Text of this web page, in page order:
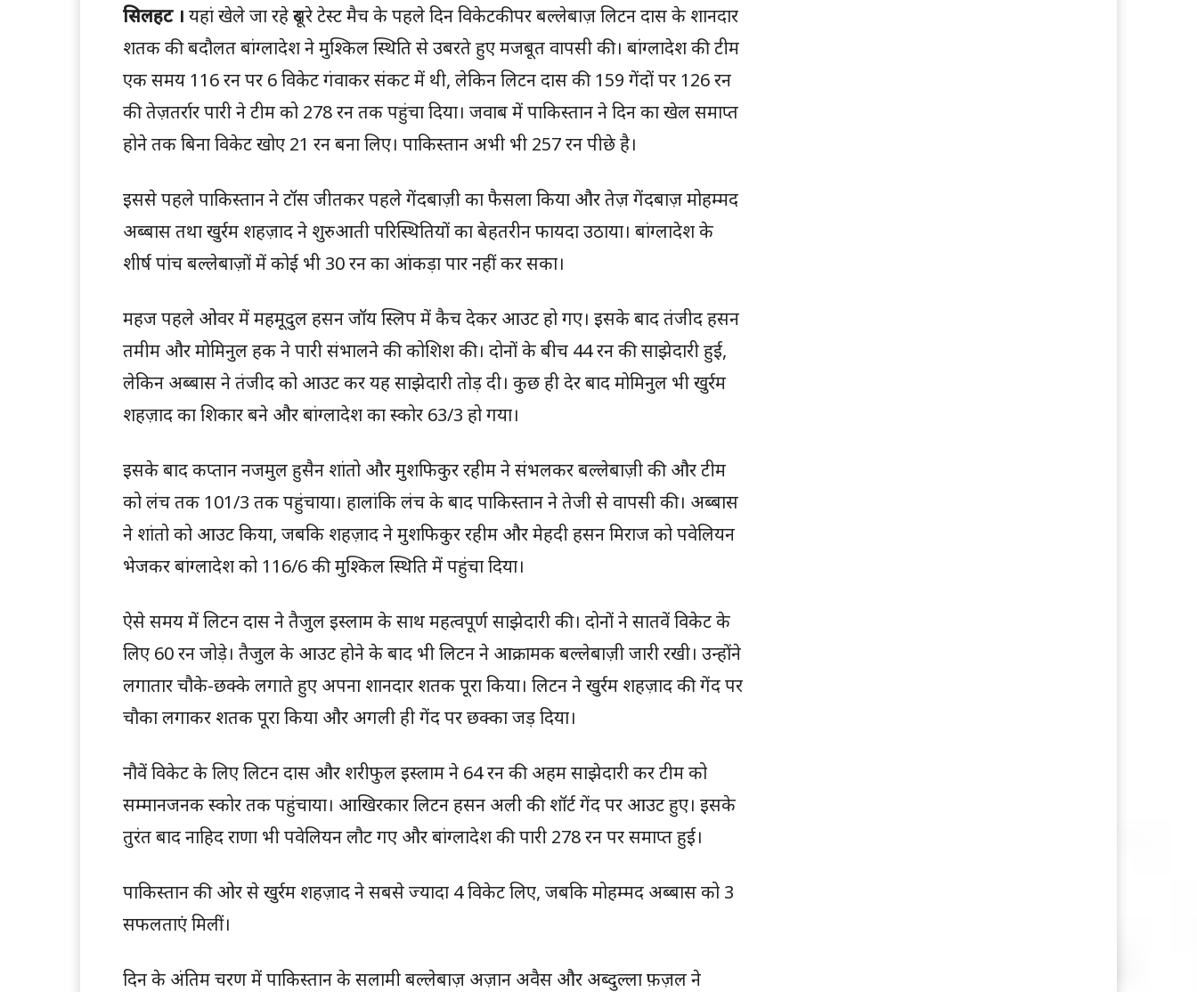
सिलहट । यहां खेले जा रहे दूसरे टेस्ट मैच के पहले दिन विकेटकीपर बल्लेबाज़ लिटन दास के शानदार
शतक की बदौलत बांग्लादेश ने मुश्किल स्थिति से उबरते हुए मजबूत वापसी की। बांग्लादेश की टीम
एक समय 116 रन पर 6 विकेट गंवाकर संकट में थी, लेकिन लिटन दास की 159 गेंदों पर 126 रन
की तेज़तर्रार पारी ने टीम को 278 रन तक पहुंचा दिया। जवाब में पाकिस्तान ने दिन का खेल समाप्त
होने तक बिना विकेट खोए 21 रन बना लिए। पाकिस्तान अभी भी 257 रन पीछे है।
इससे पहले पाकिस्तान ने टॉस जीतकर पहले गेंदबाज़ी का फैसला किया और तेज़ गेंदबाज़ मोहम्मद
अब्बास तथा खुर्रम शहज़ाद ने शुरुआती परिस्थितियों का बेहतरीन फायदा उठाया। बांग्लादेश के
शीर्ष पांच बल्लेबाज़ों में कोई भी 30 रन का आंकड़ा पार नहीं कर सका।
महज पहले ओवर में महमूदुल हसन जॉय स्लिप में कैच देकर आउट हो गए। इसके बाद तंजीद हसन
तमीम और मोमिनुल हक ने पारी संभालने की कोशिश की। दोनों के बीच 44 रन की साझेदारी हुई,
लेकिन अब्बास ने तंजीद को आउट कर यह साझेदारी तोड़ दी। कुछ ही देर बाद मोमिनुल भी खुर्रम
शहज़ाद का शिकार बने और बांग्लादेश का स्कोर 63/3 हो गया।
इसके बाद कप्तान नजमुल हुसैन शांतो और मुशफिकुर रहीम ने संभलकर बल्लेबाज़ी की और टीम
को लंच तक 101/3 तक पहुंचाया। हालांकि लंच के बाद पाकिस्तान ने तेजी से वापसी की। अब्बास
ने शांतो को आउट किया, जबकि शहज़ाद ने मुशफिकुर रहीम और मेहदी हसन मिराज को पवेलियन
भेजकर बांग्लादेश को 116/6 की मुश्किल स्थिति में पहुंचा दिया।
ऐसे समय में लिटन दास ने तैजुल इस्लाम के साथ महत्वपूर्ण साझेदारी की। दोनों ने सातवें विकेट के
लिए 60 रन जोड़े। तैजुल के आउट होने के बाद भी लिटन ने आक्रामक बल्लेबाज़ी जारी रखी। उन्होंने
लगातार चौके-छक्के लगाते हुए अपना शानदार शतक पूरा किया। लिटन ने खुर्रम शहज़ाद की गेंद पर
चौका लगाकर शतक पूरा किया और अगली ही गेंद पर छक्का जड़ दिया।
नौवें विकेट के लिए लिटन दास और शरीफुल इस्लाम ने 64 रन की अहम साझेदारी कर टीम को
सम्मानजनक स्कोर तक पहुंचाया। आखिरकार लिटन हसन अली की शॉर्ट गेंद पर आउट हुए। इसके
तुरंत बाद नाहिद राणा भी पवेलियन लौट गए और बांग्लादेश की पारी 278 रन पर समाप्त हुई।
पाकिस्तान की ओर से खुर्रम शहज़ाद ने सबसे ज्यादा 4 विकेट लिए, जबकि मोहम्मद अब्बास को 3
सफलताएं मिलीं।
दिन के अंतिम चरण में पाकिस्तान के सलामी बल्लेबाज़ अज़ान अवैस और अब्दुल्ला फ़ज़ल ने